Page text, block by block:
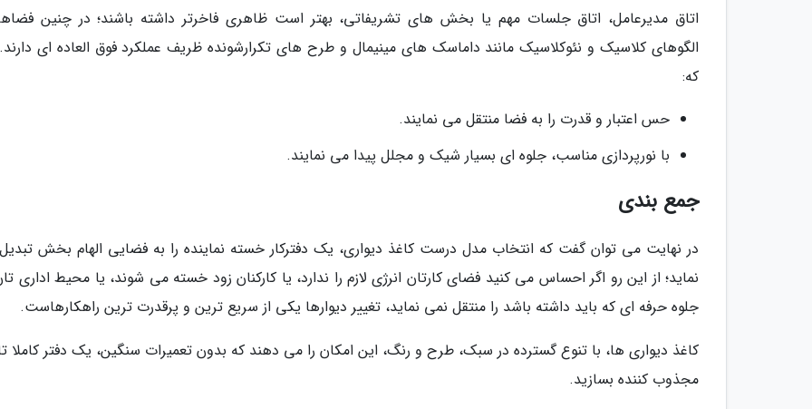
اتاق مدیرعامل، اتاق جلسات مهم یا بخش های تشریفاتی، بهتر است ظاهری فاخرتر داشته باشند؛ در چنین
الگوهای کلاسیک و نئوکلاسیک مانند داماسک های مینیمال و طرح های تکرارشونده ظریف عملکرد فوق العاده ای
که:
حس اعتبار و قدرت را به فضا منتقل می نمایند.
با نورپردازی مناسب، جلوه ای بسیار شیک و مجلل پیدا می نمایند.
جمع بندی
در نهایت می توان گفت که انتخاب مدل درست کاغذ دیواری، یک دفترکار خسته نماینده را به فضایی الهام بخش
نماید؛ از این رو اگر احساس می کنید فضای کارتان انرژی لازم را ندارد، یا کارکنان زود خسته می شوند، یا محیط اداری
جلوه حرفه ای که باید داشته باشد را منتقل نمی نماید، تغییر دیوارها یکی از سریع ترین و پرقدرت ترین راهکارهاست.
کاغذ دیواری ها، با تنوع گسترده در سبک، طرح و رنگ، این امکان را می دهند که بدون تعمیرات سنگین، یک دفتر کاملا
مجذوب کننده بسازید.